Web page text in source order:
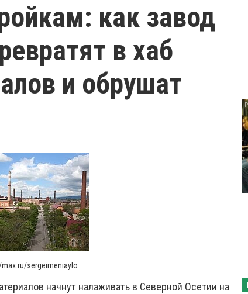
как завод
в хаб
и обрушат
sergeimeniaylo
начнут налаживать в Северной Осетии на